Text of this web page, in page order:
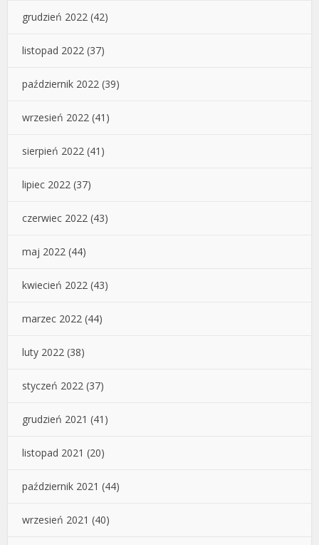
grudzień 2022 (42)
listopad 2022 (37)
październik 2022 (39)
wrzesień 2022 (41)
sierpień 2022 (41)
lipiec 2022 (37)
czerwiec 2022 (43)
maj 2022 (44)
kwiecień 2022 (43)
marzec 2022 (44)
luty 2022 (38)
styczeń 2022 (37)
grudzień 2021 (41)
listopad 2021 (20)
październik 2021 (44)
wrzesień 2021 (40)